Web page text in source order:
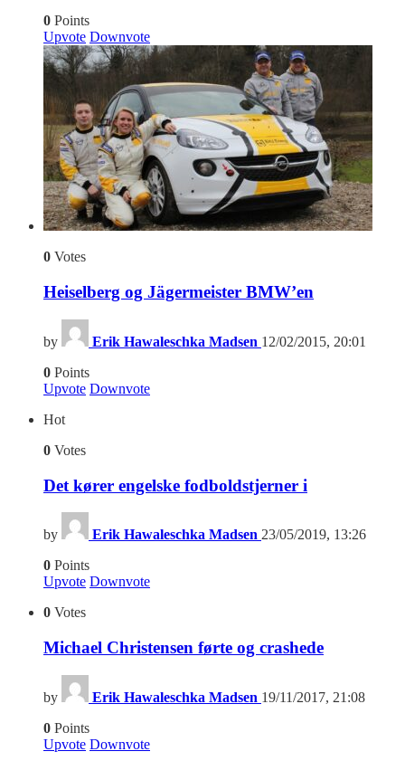
0 Points
Upvote Downvote
0 Votes
Heiselberg og Jägermeister BMW’en
by Erik Hawaleschka Madsen 12/02/2015, 20:01
0 Points
Upvote Downvote
Hot
0 Votes
Det kører engelske fodboldstjerner i
by Erik Hawaleschka Madsen 23/05/2019, 13:26
0 Points
Upvote Downvote
0 Votes
Michael Christensen førte og crashede
by Erik Hawaleschka Madsen 19/11/2017, 21:08
0 Points
Upvote Downvote